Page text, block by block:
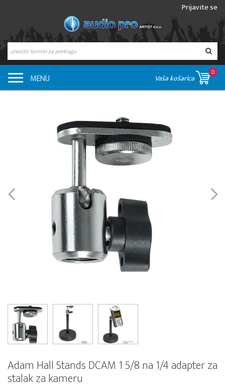
Prijavite se
MENU Vaša košarica
0
Adam Hall Stands DCAM 1 5/8 na 1/4 adapter za
stalak za kameru